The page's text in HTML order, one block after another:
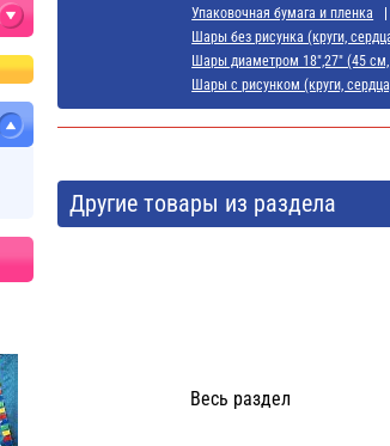
Упаковочная бумага и пленка
Шары без рисунка (круги,
Шары диаметром 18",27" (45
Шары с рисунком (круги,
Другие товары из раздела
Весь раздел